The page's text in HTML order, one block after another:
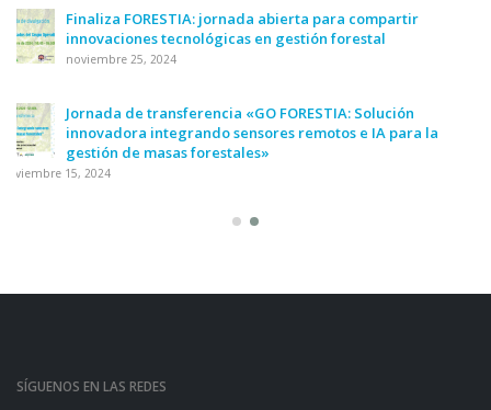
Finaliza FORESTIA: jornada abierta para compartir
innovaciones tecnológicas en gestión forestal
noviembre 25, 2024
Jornada de transferencia «GO FORESTIA: Solución
innovadora integrando sensores remotos e IA para la
gestión de masas forestales»
noviembre 15, 2024
SÍGUENOS EN LAS REDES